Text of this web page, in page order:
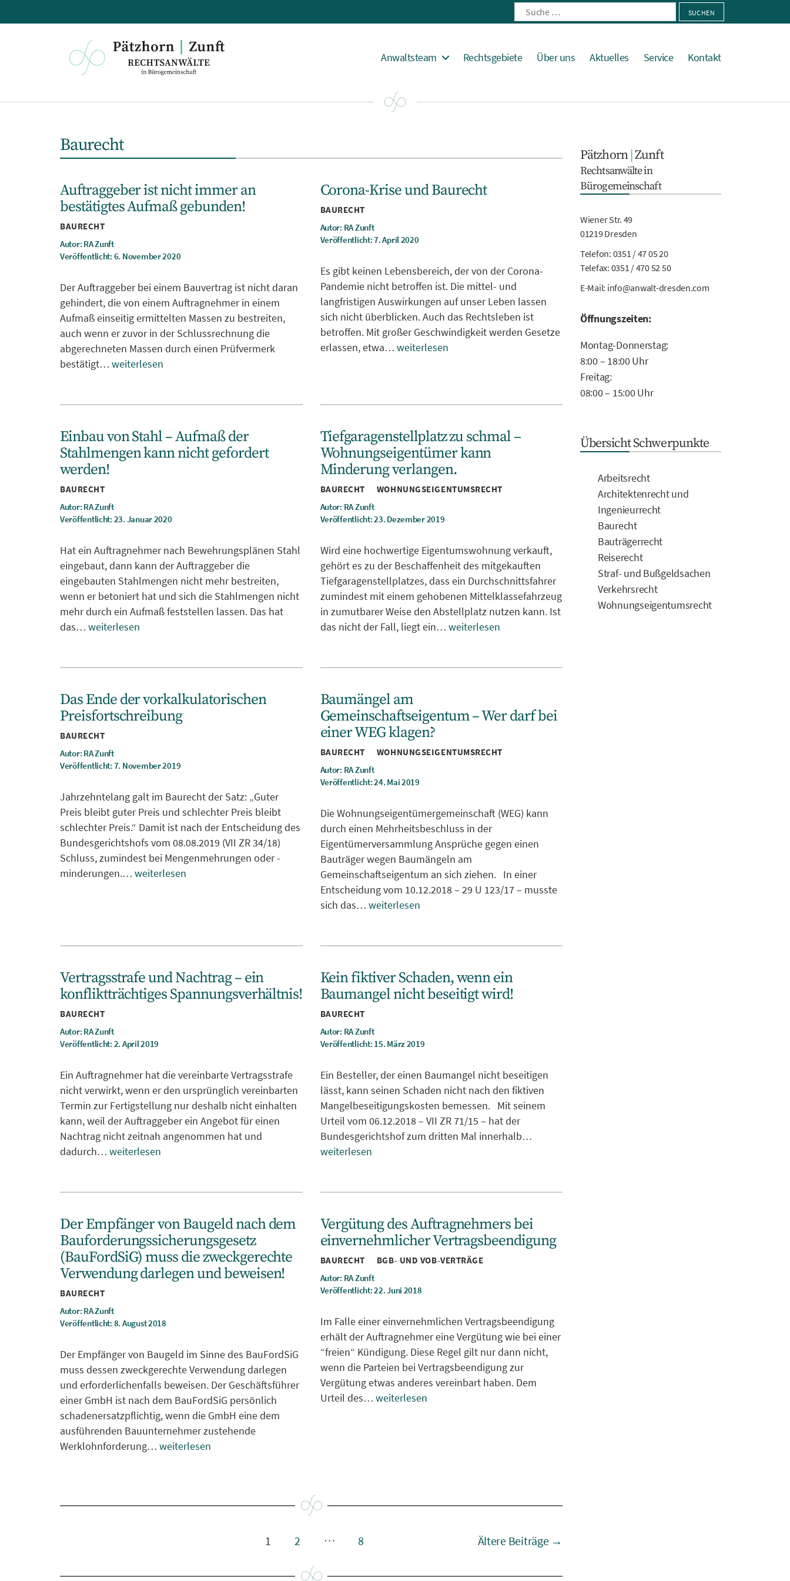
Suche
Zunft
Anwaltsteam Rechtsgebiete Über uns Aktuelles Service Kontakt
Baurecht
Auftraggeber ist nicht immer an
bestätigtes Aufmaß gebunden!
Kategorien
BAURECHT
Autor: RA Zunft
Veröffentlicht: 6. November 2020
Der Auftraggeber bei einem Bauvertrag ist nicht daran
gehindert, die von einem Auftragnehmer in einem
Aufmaß einseitig ermittelten Massen zu bestreiten,
auch wenn er zuvor in der Schlussrechnung die
abgerechneten Massen durch einen Prüfvermerk
bestätigt… weiterlesen
Corona-Krise und Baurecht
BAURECHT
Autor: RA Zunft
Veröffentlicht: 7. April 2020
Es gibt keinen Lebensbereich, der von der Corona-
Pandemie nicht betroffen ist. Die mittel- und
langfristigen Auswirkungen auf unser Leben lassen
sich nicht überblicken. Auch das Rechtsleben ist
betroffen. Mit großer Geschwindigkeit werden Gesetze
erlassen, etwa… weiterlesen
Einbau von Stahl – Aufmaß der
Stahlmengen kann nicht gefordert
werden!
BAURECHT
Autor: RA Zunft
Veröffentlicht: 23. Januar 2020
Hat ein Auftragnehmer nach Bewehrungsplänen Stahl
eingebaut, dann kann der Auftraggeber die
eingebauten Stahlmengen nicht mehr bestreiten,
wenn er betoniert hat und sich die Stahlmengen nicht
mehr durch ein Aufmaß feststellen lassen. Das hat
das… weiterlesen
Tiefgaragenstellplatz zu schmal –
Wohnungseigentümer kann
Minderung verlangen.
BAURECHT
WOHNUNGSEIGENTUMSRECHT
Autor: RA Zunft
Veröffentlicht: 23. Dezember 2019
Wird eine hochwertige Eigentumswohnung verkauft,
gehört es zu der Beschaffenheit des mitgekauften
Tiefgaragenstellplatzes, dass ein Durchschnittsfahrer
zumindest mit einem gehobenen Mittelklassefahrzeug
in zumutbarer Weise den Abstellplatz nutzen kann. Ist
das nicht der Fall, liegt ein… weiterlesen
Das Ende der vorkalkulatorischen
Preisfortschreibung
BAURECHT
Autor: RA Zunft
Veröffentlicht: 7. November 2019
Jahrzehntelang galt im Baurecht der Satz: „Guter
Preis bleibt guter Preis und schlechter Preis bleibt
schlechter Preis.“ Damit ist nach der Entscheidung des
Bundesgerichtshofs vom 08.08.2019 (VII ZR 34/18)
Schluss, zumindest bei Mengenmehrungen oder -
minderungen.… weiterlesen
Baumängel am
Gemeinschaftseigentum – Wer darf bei
einer WEG klagen?
BAURECHT
WOHNUNGSEIGENTUMSRECHT
Autor: RA Zunft
Veröffentlicht: 24. Mai 2019
Die Wohnungseigentümergemeinschaft (WEG) kann
durch einen Mehrheitsbeschluss in der
Eigentümerversammlung Ansprüche gegen einen
Bauträger wegen Baumängeln am
Gemeinschaftseigentum an sich ziehen. In einer
Entscheidung vom 10.12.2018 – 29 U 123/17 – musste
sich das… weiterlesen
Vertragsstrafe und Nachtrag – ein
konfliktträchtiges Spannungsverhältnis!
BAURECHT
Autor: RA Zunft
Veröffentlicht: 2. April 2019
Ein Auftragnehmer hat die vereinbarte Vertragsstrafe
nicht verwirkt, wenn er den ursprünglich vereinbarten
Termin zur Fertigstellung nur deshalb nicht einhalten
kann, weil der Auftraggeber ein Angebot für einen
Nachtrag nicht zeitnah angenommen hat und
dadurch… weiterlesen
Kein fiktiver Schaden, wenn ein
Baumangel nicht beseitigt wird!
BAURECHT
Autor: RA Zunft
Veröffentlicht: 15. März 2019
Ein Besteller, der einen Baumangel nicht beseitigen
lässt, kann seinen Schaden nicht nach den fiktiven
Mangelbeseitigungskosten bemessen. Mit seinem
Urteil vom 06.12.2018 – VII ZR 71/15 – hat der
Bundesgerichtshof zum dritten Mal innerhalb…
weiterlesen
Der Empfänger von Baugeld nach dem
Bauforderungssicherungsgesetz
(BauFordSiG) muss die zweckgerechte
Verwendung darlegen und beweisen!
BAURECHT
Autor: RA Zunft
Veröffentlicht: 8. August 2018
Der Empfänger von Baugeld im Sinne des BauFordSiG
muss dessen zweckgerechte Verwendung darlegen
und erforderlichenfalls beweisen. Der Geschäftsführer
einer GmbH ist nach dem BauFordSiG persönlich
schadenersatzpflichtig, wenn die GmbH eine dem
ausführenden Bauunternehmer zustehende
Werklohnforderung… weiterlesen
Vergütung des Auftragnehmers bei
einvernehmlicher Vertragsbeendigung
BAURECHT
BGB- UND VOB-VERTRÄGE
Autor: RA Zunft
Veröffentlicht: 22. Juni 2018
Im Falle einer einvernehmlichen Vertragsbeendigung
erhält der Auftragnehmer eine Vergütung wie bei einer
“freien“ Kündigung. Diese Regel gilt nur dann nicht,
wenn die Parteien bei Vertragsbeendigung zur
Vergütung etwas anderes vereinbart haben. Dem
Urteil des… weiterlesen
1 2 … 8 Ältere Beiträge →
Pätzhorn Zunft
Rechtsanwälte in
Bürogemeinschaft
Wiener Str. 49
01219 Dresden
Telefon: 0351 / 47 05 20
Telefax: 0351 / 470 52 50
E-Mail: info@anwalt-dresden.com
Öffnungszeiten:
Montag-Donnerstag:
8:00 – 18:00 Uhr
Freitag:
08:00 – 15:00 Uhr
Übersicht Schwerpunkte
Arbeitsrecht
Architektenrecht und
Ingenieurrecht
Baurecht
Bauträgerrecht
Reiserecht
Straf- und Bußgeldsachen
Verkehrsrecht
Wohnungseigentumsrecht